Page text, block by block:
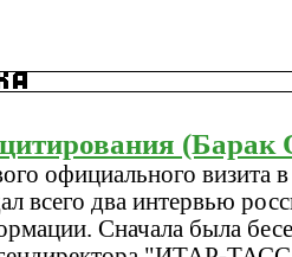
(Барак
официального
всего два интервью
Сначала была